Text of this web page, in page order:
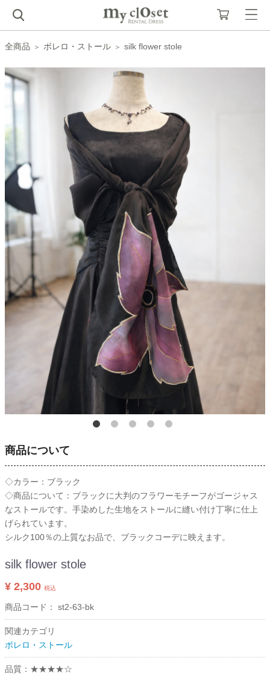
全商品 ボレロ・ストール silk flower stole
商品について
◇カラー：ブラック
◇商品について：ブラックに大判のフラワーモチーフがゴージャス
なストールです。手染めした生地をストールに縫い付け丁寧に仕上
げられています。
シルク100％の上質なお品で、ブラックコーデに映えます。
silk flower stole
¥ 2,300 税込
商品コード： st2-63-bk
関連カテゴリ
ボレロ・ストール
品質：★★★★☆